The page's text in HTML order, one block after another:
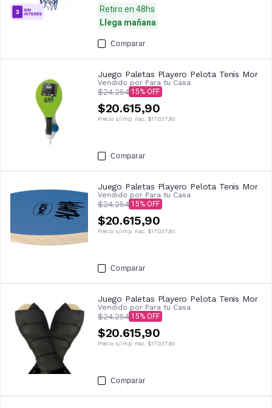
Retiro en 48hs
Llega mañana
Comparar
Juego Paletas Playero Pelota Tenis Mor
Vendido por Para tu Casa
$24.254 15
$20.615,90
Precio s/imp. nac. $17.037,93
Comparar
Juego Paletas Playero Pelota Tenis Mor
Vendido por Para tu Casa
$24.254 15
$20.615,90
Precio s/imp. nac. $17.037,93
Comparar
Juego Paletas Playero Pelota Tenis Mor
Vendido por Para tu Casa
$24.254 15
$20.615,90
Precio s/imp. nac. $17.037,93
Comparar